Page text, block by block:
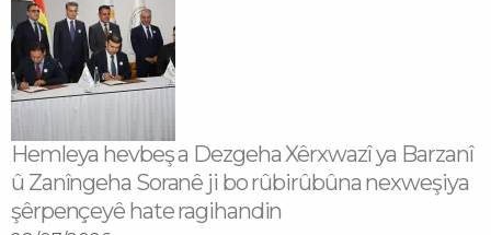
Hemleya hevbeş a Dezgeha Xêrxwazî ya Barzanî
û Zanîngeha Soranê ji bo rûbirûbûna nexweşiya
şêrpençeyê hate ragihandin